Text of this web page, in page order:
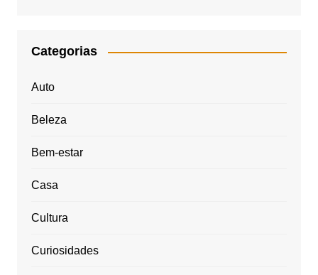
Categorias
Auto
Beleza
Bem-estar
Casa
Cultura
Curiosidades